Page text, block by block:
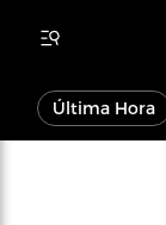
Última Hora